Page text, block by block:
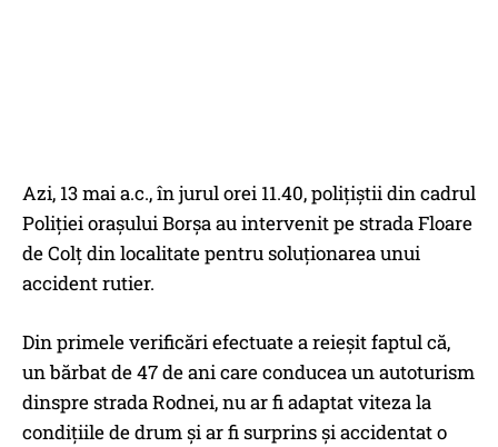
Azi, 13 mai a.c., în jurul orei 11.40, polițiștii din cadrul
Poliției orașului Borșa au intervenit pe strada Floare
de Colț din localitate pentru soluționarea unui
accident rutier.
Din primele verificări efectuate a reieșit faptul că,
un bărbat de 47 de ani care conducea un autoturism
dinspre strada Rodnei, nu ar fi adaptat viteza la
condițiile de drum și ar fi surprins și accidentat o